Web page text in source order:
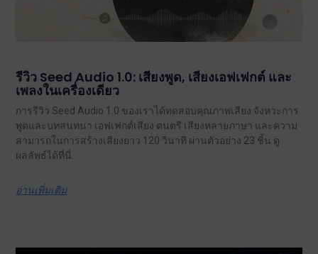
รีวิว Seed Audio 1.0: เสียงพูด, เสียงเอฟเฟกต์ และ
เพลงในเครื่องเดียว
การรีวิว Seed Audio 1.0 ของเราได้ทดสอบคุณภาพเสียง จังหวะการ
พูดและบทสนทนา เอฟเฟกต์เสียง ดนตรี เสียงหลายภาษา และความ
สามารถในการสร้างเสียงยาว 120 วินาที ผ่านตัวอย่าง 23 ชิ้น ดู
ผลลัพธ์ได้ที่นี่.
อ่านเพิ่มเติม